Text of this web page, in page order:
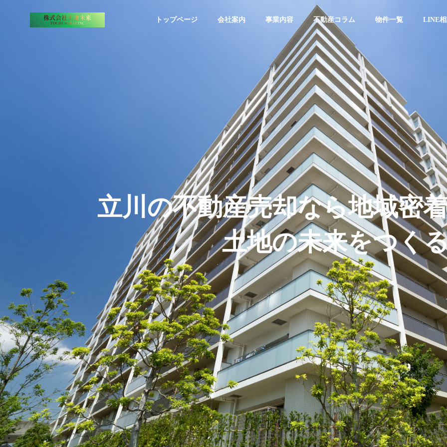
トップページ 会社案内 事業内容 不動産コラム 物件一覧 LINE
企業理念
スタッフ紹介 採用情報
不動産買取相
談
戸建売却
マンション売
却
立川の不動産売却なら地域密
土地の未来をつく